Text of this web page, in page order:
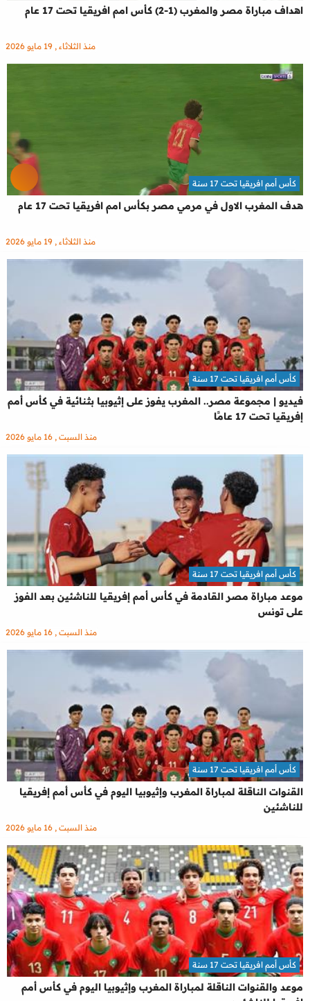
اهداف مباراة مصر والمغرب (1-2) كأس امم افريقيا تحت 17 عام
منذ الثلاثاء , 19 مايو 2026
هدف المغرب الاول في مرمي مصر بكأس امم افريقيا تحت 17 عام
كأس أمم افريقيا تحت 17 سنة
منذ الثلاثاء , 19 مايو 2026
فيديو | مجموعة مصر.. المغرب يفوز على إثيوبيا بثنائية في كأس أمم
إفريقيا تحت 17 عامًا
كأس أمم افريقيا تحت 17 سنة
منذ السبت , 16 مايو 2026
موعد مباراة مصر القادمة في كأس أمم إفريقيا للناشئين بعد الفوز
على تونس
كأس أمم افريقيا تحت 17 سنة
منذ السبت , 16 مايو 2026
القنوات الناقلة لمباراة المغرب وإثيوبيا اليوم في كأس أمم إفريقيا
للناشئين
كأس أمم افريقيا تحت 17 سنة
منذ السبت , 16 مايو 2026
موعد والقنوات الناقلة لمباراة المغرب وإثيوبيا اليوم في كأس أمم
كأس أمم افريقيا تحت 17 سنة